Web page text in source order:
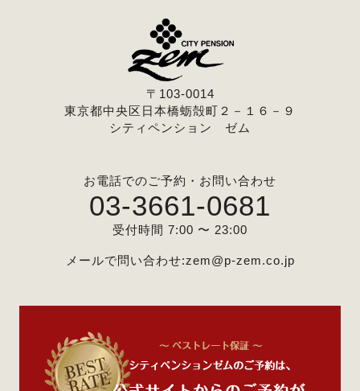
〒103-0014
東京都中央区日本橋蛎殻町２－１６－９
シティペンション ゼム
お電話でのご予約・お問い合わせ
03-3661-0681
受付時間 7:00 〜 23:00
メールで問い合わせ:zem@p-zem.co.jp